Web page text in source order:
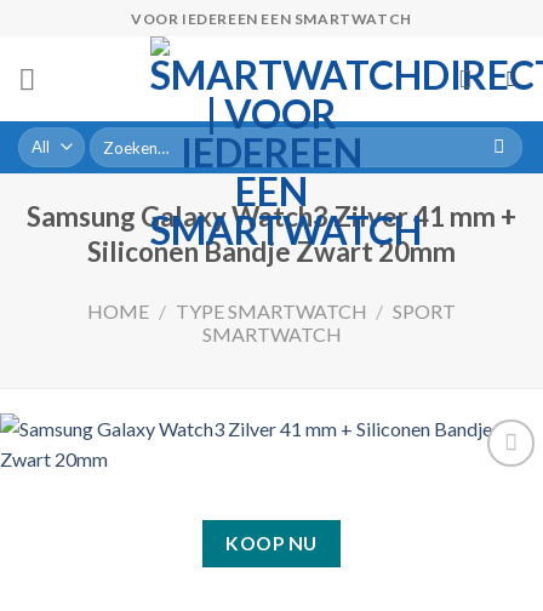
content
VOOR IEDEREEN EEN SMARTWATCH
Zoeken
naar:
Samsung Galaxy Watch3 Zilver 41 mm +
Siliconen Bandje Zwart 20mm
HOME / TYPE SMARTWATCH / SPORT
SMARTWATCH
KOOP NU